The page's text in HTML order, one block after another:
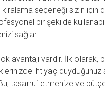
seçeneği sizin için
bir şekilde
sağlar.
avantajı vardır. İlk olarak,
ihtiyaç duyduğunuz
tasarruf etmenize ve